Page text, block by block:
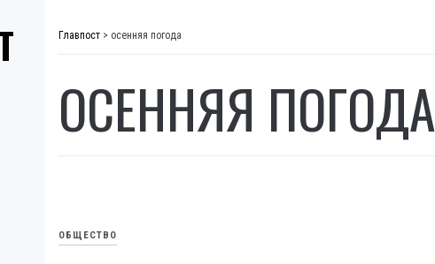
Главпост > осенняя погода
ОСЕННЯЯ ПОГОДА
ОБЩЕСТВО